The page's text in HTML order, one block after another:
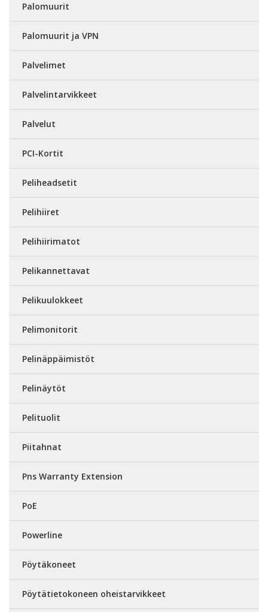
Palomuurit
Palomuurit ja VPN
Palvelimet
Palvelintarvikkeet
Palvelut
PCI-Kortit
Peliheadsetit
Pelihiiret
Pelihiirimatot
Pelikannettavat
Pelikuulokkeet
Pelimonitorit
Pelinäppäimistöt
Pelinäytöt
Pelituolit
Piitahnat
Pns Warranty Extension
PoE
Powerline
Pöytäkoneet
Pöytätietokoneen oheistarvikkeet